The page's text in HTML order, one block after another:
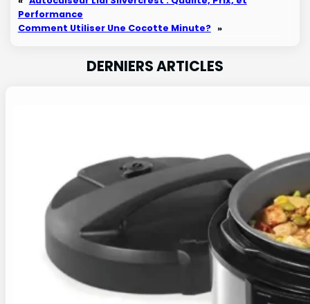
Performance
Comment Utiliser Une Cocotte Minute? »
DERNIERS ARTICLES